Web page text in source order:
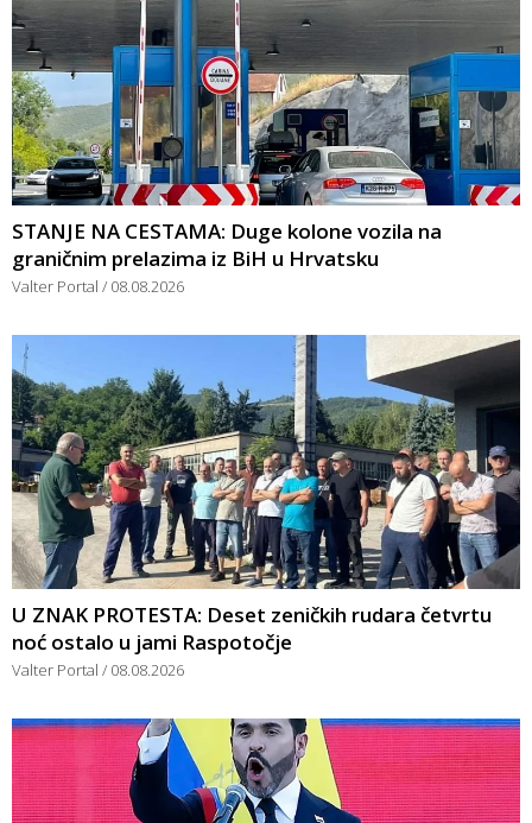
STANJE NA CESTAMA: Duge kolone vozila na
graničnim prelazima iz BiH u Hrvatsku
Valter Portal 08.08.2026
U ZNAK PROTESTA: Deset zeničkih rudara četvrtu
noć ostalo u jami Raspotočje
Valter Portal 08.08.2026